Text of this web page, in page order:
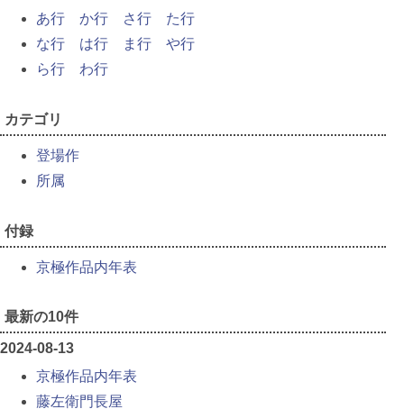
あ行 か行 さ行
た行
な行
は行 ま行
や行
ら行
わ行
カテゴリ
登場作
所属
付録
京極作品内年表
最新の10件
2024-08-13
京極作品内年表
藤左衛門長屋